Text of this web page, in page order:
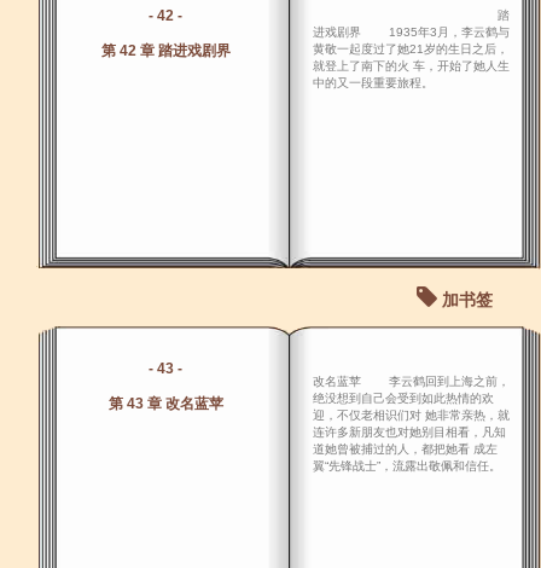
- 42 -
第 42 章 踏进戏剧界
踏
进戏剧界 1935年3月，李云鹤与
黄敬一起度过了她21岁的生日之后，
就登上了南下的火 车，开始了她人生
中的又一段重要旅程。
加书签
- 43 -
第 43 章 改名蓝苹
改名蓝苹 李云鹤回到上海之前，
绝没想到自己会受到如此热情的欢
迎，不仅老相识们对 她非常亲热，就
连许多新朋友也对她别目相看，凡知
道她曾被捕过的人，都把她看 成左
翼“先锋战士”，流露出敬佩和信任。